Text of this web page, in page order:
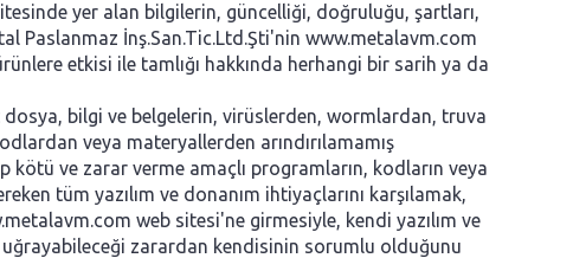
yer alan bilgilerin, güncelliği, doğruluğu, şartları,
Paslanmaz İnş.San.Tic.Ltd.Şti'nin www.metalavm.com
etkisi ile tamlığı hakkında herhangi bir sarih ya da
bilgi ve belgelerin, virüslerden, wormlardan, truva
veya materyallerden arındırılamamış
ve zarar verme amaçlı programların, kodların veya
tüm yazılım ve donanım ihtiyaçlarını karşılamak,
web sitesi'ne girmesiyle, kendi yazılım ve
zarardan kendisinin sorumlu olduğunu